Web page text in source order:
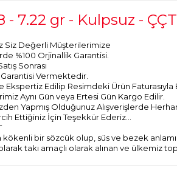
- 7.22 gr - Kulpsuz -
Siz Değerli Müşterilerimize
%100 Orjinallik Garantisi.
Sonrası
Vermektedir.
Ekspertiz Edilip Resimdeki Ürün
Aynı Gün veya Ertesi Gün Kargo Edilir.
Yapmış Olduğunuz Alışverişlerde
Ettiğiniz İçin Teşekkür Ederiz...
kökenli bir sözcük olup, süs ve bezek
takı amaçlı olarak alınan ve ülkemiz